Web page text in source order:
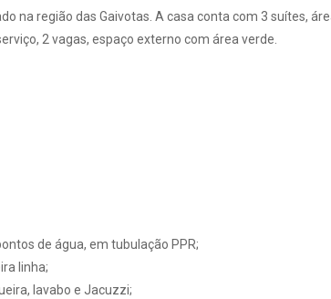
na região das Gaivotas. A casa conta com 3 suítes,
2 vagas, espaço externo com área verde.
de água, em tubulação PPR;
linha;
lavabo e Jacuzzi;